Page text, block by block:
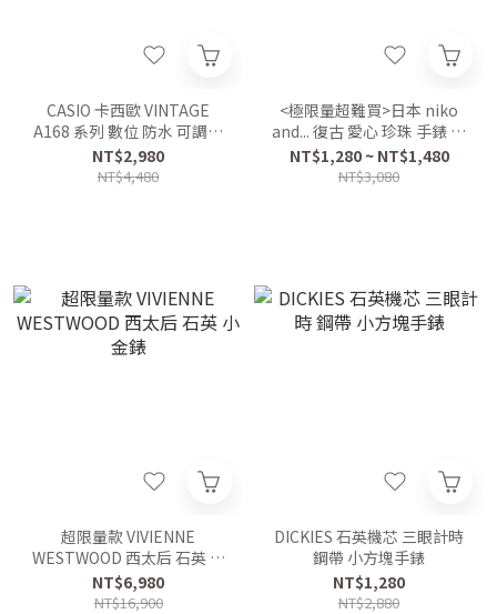
CASIO 卡西歐 VINTAGE
A168 系列 數位 防水 可調式
錶帶 手錶 黑
NT$2,980
NT$4,480
<極限量超難買>日本 niko
and... 復古 愛心 珍珠 手錶 共
3色
NT$1,280 ~ NT$1,480
NT$3,080
超限量款 VIVIENNE
WESTWOOD 西太后 石英 小
金錶
NT$6,980
NT$16,900
DICKIES 石英機芯 三眼計時
鋼帶 小方塊手錶
NT$1,280
NT$2,880